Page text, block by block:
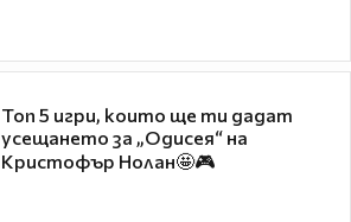
Топ 5 игри, които ще ти дадат
усещането за „Одисея“ на
Кристофър Нолан🤩🎮